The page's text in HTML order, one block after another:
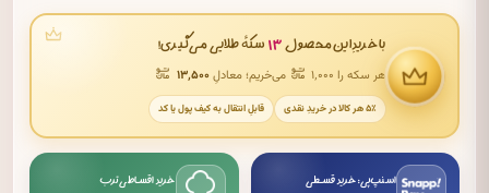
با خریدِ این محصول ۱۳ سکهٔ طلایی می‌گیری!
هر سکه را ۱٬۰۰۰ می‌خریم؛ معادلِ۱۳٬۵۰۰
۵٪ هر کالا در خریدِ نقدی قابلِ انتقال به کیف پول یا کد
اسنپ‌پی: خرید قسطی خرید اقساطی ترب